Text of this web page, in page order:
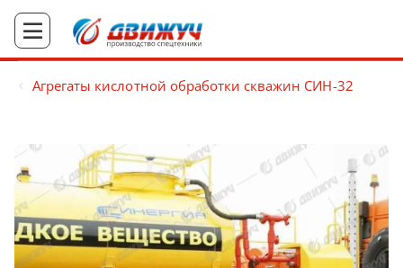
Агрегаты кислотной обработки скважин СИН-32